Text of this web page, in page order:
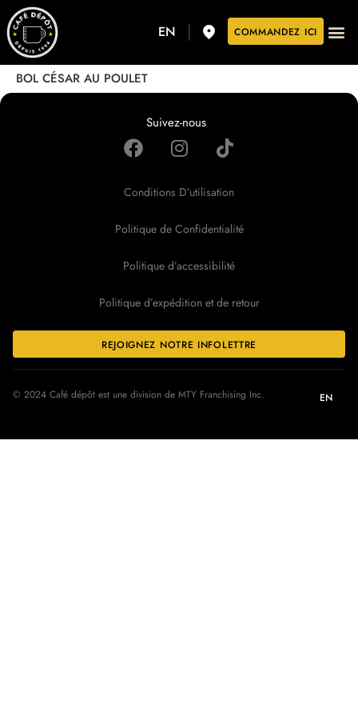
EN COMMANDEZ ICI
BOL CÉSAR AU POULET
Suivez-nous
Conditions D’utilisation
Politique de Confidentialité
Politique d’accessibilité
Politique d’expédition et de retour
REJOIGNEZ NOTRE INFOLETTRE
© 2024 Café dépôt est une division de MTY Franchising Inc. EN